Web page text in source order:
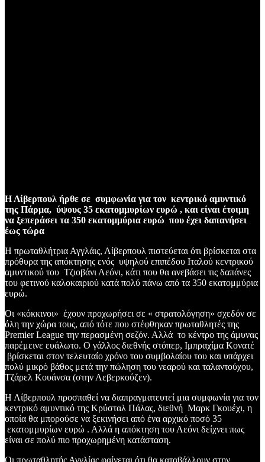
Η Λίβερπουλ ήρθε σε συμφωνία για τον κεντρικό αμυντικό
της Πάρμα, ύψους 35 εκατομμυρίων ευρώ , και είναι έτοιμη
να ξεπεράσει τα 350 εκατομμύρια ευρώ που έχει δαπανήσει
έως τώρα
Η πρωταθλήτρια Αγγλάις, Λίβερπουλ πιστεύεται ότι βρίσκεται στα
πρόθυρα της απόκτησης ενός υψηλού επιπέδου Ιταλού κεντρικού
αμυντικού του Τζιοβάνι Λεόνι, κάτι που θα ανεβάσει τις δαπάνες
του φετινού καλοκαιριού κατά πολύ πάνω από τα 350 εκατομμύρια
ευρώ.
Οι «κόκκινοι» έχουν προχωρήσει σε « στρατολόγηση» σχεδόν σε
όλη την χώρα τους, από τότε που στέφθηκαν πρωταθλητές της
Premier League την περασμένη σεζόν. Αλλά το κέντρο της άμυνας
παρέμεινε ευάλωτο. Ο γάλλος διεθνής στόπερ, Ιμπραχίμα Κονατέ
βρίσκεται στον τελευταίο χρόνο του συμβολαίου του και υπάρχει
πολύ μικρό βάθος μετά την πώληση του νεαρού και ταλαντούχου,
Τζάρελ Κουάνσα (στην Λεβερκούζεν).
Η Λίβερπουλ προσπαθεί να διαπραγματευτεί μια συμφωνία για τον
κεντρικό αμυντικό της Κρύσταλ Πάλας, διεθνή Μαρκ Γκουέχι, η
οποία θα μπορούσε να ξεκινήσει από ένα αρχικό ποσό 35
εκατομμυρίων ευρώ . Αλλά η απόκτηση του Λεόνι δείχνει πως
είναι σε πολύ πιο προχωρημένη κατάσταση.
Οι πρωταθλητής Αγγλίας φαίνεται ότι θα καταβάλλουν στην